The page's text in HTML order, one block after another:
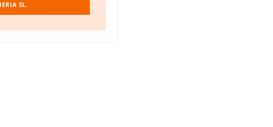
al sector, a nivel
que el promedio de la
empresas, cuyas ventas en
SL.